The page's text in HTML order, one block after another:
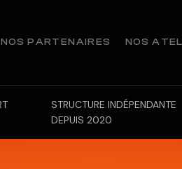
NOS PARTENAIRES NOS
STRUCTURE INDÉPENDANTE
DEPUIS 2020